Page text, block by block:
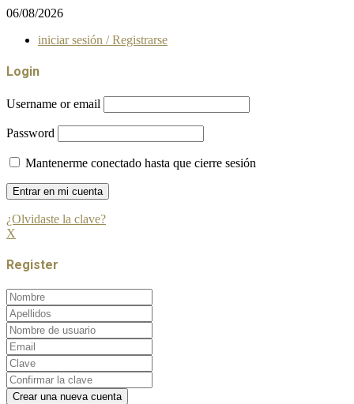
06/08/2026
iniciar sesión / Registrarse
Login
Username or email
Password
Mantenerme conectado hasta que cierre sesión
¿Olvidaste la clave?
X
Register